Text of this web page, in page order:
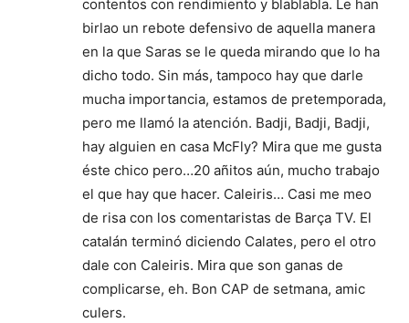
contentos con rendimiento y blablabla. Le han
birlao un rebote defensivo de aquella manera
en la que Saras se le queda mirando que lo ha
dicho todo. Sin más, tampoco hay que darle
mucha importancia, estamos de pretemporada,
pero me llamó la atención. Badji, Badji, Badji,
hay alguien en casa McFly? Mira que me gusta
éste chico pero…20 añitos aún, mucho trabajo
el que hay que hacer. Caleiris… Casi me meo
de risa con los comentaristas de Barça TV. El
catalán terminó diciendo Calates, pero el otro
dale con Caleiris. Mira que son ganas de
complicarse, eh. Bon CAP de setmana, amic
culers.